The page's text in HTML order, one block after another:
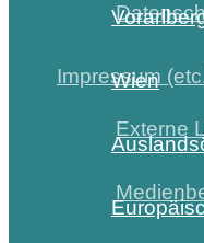
Impressum
Externe
Wien